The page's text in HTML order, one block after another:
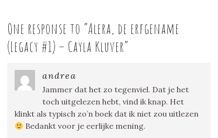
One response to “Alera, de erfgename
(Legacy #1) – Cayla Kluver”
andrea
Jammer dat het zo tegenviel. Dat je het
toch uitgelezen hebt, vind ik knap. Het
klinkt als typisch zo’n boek dat ik niet zou uitlezen
Bedankt voor je eerlijke mening.